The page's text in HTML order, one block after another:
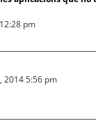
pm
2014 5:56 pm